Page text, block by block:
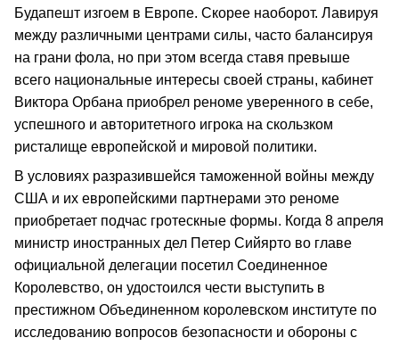
Будапешт изгоем в Европе. Скорее наоборот. Лавируя
между различными центрами силы, часто балансируя
на грани фола, но при этом всегда ставя превыше
всего национальные интересы своей страны, кабинет
Виктора Орбана приобрел реноме уверенного в себе,
успешного и авторитетного игрока на скользком
ристалище европейской и мировой политики.
В условиях разразившейся таможенной войны между
США и их европейскими партнерами это реноме
приобретает подчас гротескные формы. Когда 8 апреля
министр иностранных дел Петер Сийярто во главе
официальной делегации посетил Соединенное
Королевство, он удостоился чести выступить в
престижном Объединенном королевском институте по
исследованию вопросов безопасности и обороны с